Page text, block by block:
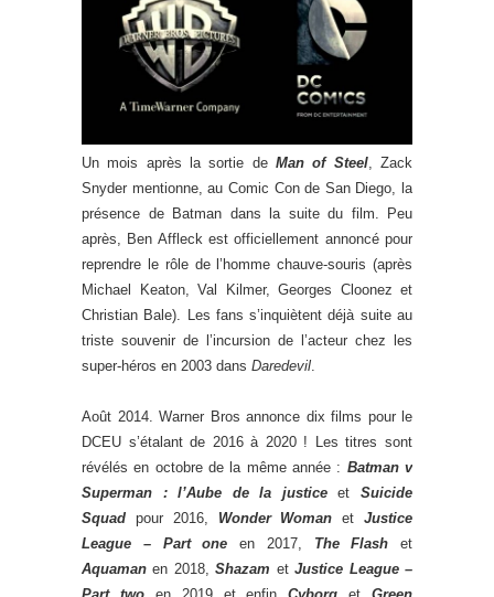
Un mois après la sortie de Man of Steel, Zack
Snyder mentionne, au Comic Con de San Diego, la
présence de Batman dans la suite du film. Peu
après, Ben Affleck est officiellement annoncé pour
reprendre le rôle de l’homme chauve-souris (après
Michael Keaton, Val Kilmer, Georges Cloonez et
Christian Bale). Les fans s’inquiètent déjà suite au
triste souvenir de l’incursion de l’acteur chez les
super-héros en 2003 dans Daredevil
Août 2014. Warner Bros annonce dix films pour le
DCEU s’étalant de 2016 à 2020 ! Les titres sont
révélés en octobre de la même année : Batman v
Superman : l’Aube de la justiceetSuicide
Squad pour 2016, Wonder Woman etJustice
League – Part one en 2017, The Flash et
Aquaman en 2018,Shazam etJustice League –